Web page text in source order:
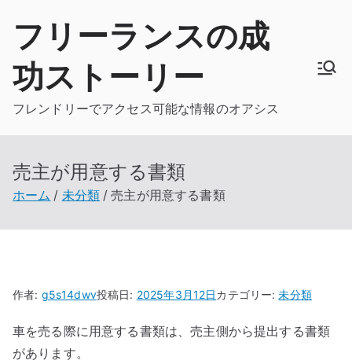
フリーランスの成
功ストーリー
フレンドリーでアクセス可能な情報のオアシス
売主が用意する書類
ホーム 未分類 売主が用意する書類
作者: g5s14dwv投稿日: 2025年3月12日カテゴリー:未分類
車を売る際に用意する書類は、売主側から提出する書類
があります。